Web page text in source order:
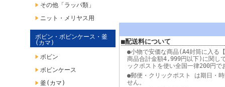
その他「ラッパ類」
ニット・メリヤス用
ボビン・ボビンケース・釜
(カマ)
ボビン
ボビンケース
釜(カマ)
■配送料について
●小物で安価な商品(A4封筒に入る
商品合計金額4,999円以下)に関し
ックポストを使い全国一律200円で
●郵便・クリックポスト は期日・
せん。